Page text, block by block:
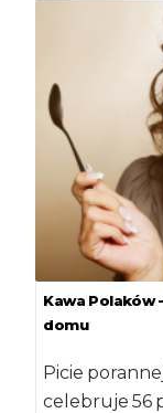
Kawa Polaków
domu
Picie
celebruje 56